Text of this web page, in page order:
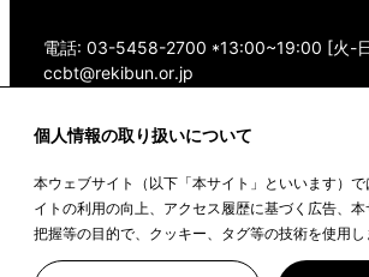
個人情報の取り扱いについて
本ウェブサイト（以下「本サイト」といいます）
イトの利用の向上、アクセス履歴に基づく広告、
把握等の目的で、クッキー、タグ等の技術を使用し
ボタンや本サイトをクリックすることで、上記の目
電話: 03-5458-2700 *13:00~19:00 [火-
ccbt@rekibun.or.jp
〒150-0001 東京都渋谷区神宮前1-14-4 1/
Google Maps